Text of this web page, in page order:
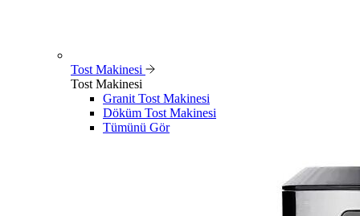
Tost Makinesi
Tost Makinesi
Granit Tost Makinesi
Döküm Tost Makinesi
Tümünü Gör